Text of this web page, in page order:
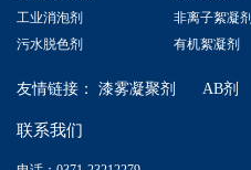
工业消泡剂
污水脱色剂
非离子絮凝剂
有机絮凝剂
友情链接： 漆雾凝聚剂 AB剂
联系我们